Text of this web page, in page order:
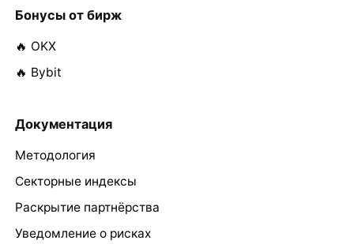
Бонусы от бирж
🔥 OKX
🔥 Bybit
Документация
Методология
Секторные индексы
Раскрытие партнёрства
Уведомление о рисках